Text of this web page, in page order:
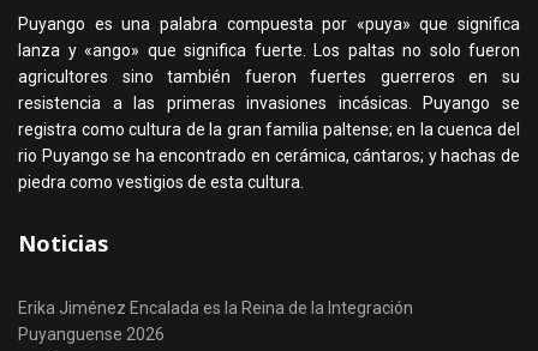
Puyango es una palabra compuesta por «puya» que significa
lanza y «ango» que significa fuerte. Los paltas no solo fueron
agricultores sino también fueron fuertes guerreros en su
resistencia a las primeras invasiones incásicas. Puyango se
registra como cultura de la gran familia paltense; en la cuenca del
rio Puyango se ha encontrado en cerámica, cántaros; y hachas de
piedra como vestigios de esta cultura.
Noticias
Erika Jiménez Encalada es la Reina de la Integración
Puyanguense 2026